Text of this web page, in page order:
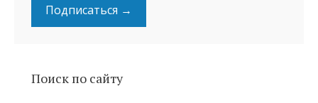
Подписаться →
Поиск по сайту